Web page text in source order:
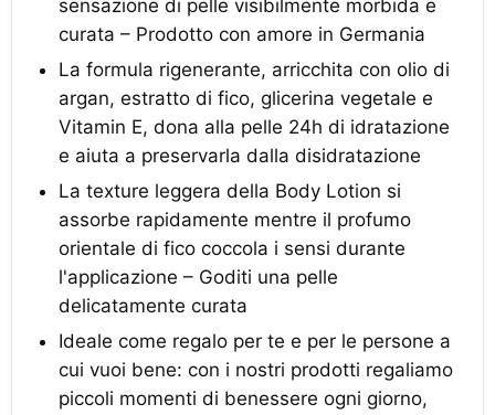
sensazione di pelle visibilmente morbida e
curata – Prodotto con amore in Germania
La formula rigenerante, arricchita con olio di
argan, estratto di fico, glicerina vegetale e
Vitamin E, dona alla pelle 24h di idratazione
e aiuta a preservarla dalla disidratazione
La texture leggera della Body Lotion si
assorbe rapidamente mentre il profumo
orientale di fico coccola i sensi durante
l'applicazione – Goditi una pelle
delicatamente curata
Ideale come regalo per te e per le persone a
cui vuoi bene: con i nostri prodotti regaliamo
piccoli momenti di benessere ogni giorno,